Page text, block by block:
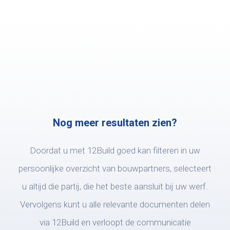
Nog meer resultaten zien?
Doordat u met 12Build goed kan filteren in uw
persoonlijke overzicht van bouwpartners, selecteert
u altijd die partij, die het beste aansluit bij uw werf.
Vervolgens kunt u alle relevante documenten delen
via 12Build en verloopt de communicatie